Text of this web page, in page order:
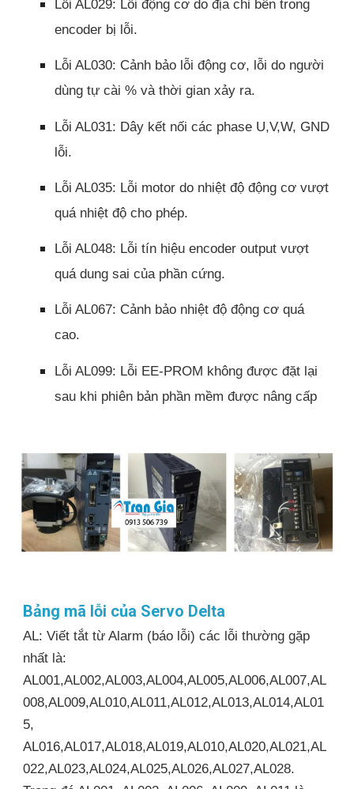
Lỗi AL029: Lỗi động cơ do địa chỉ bên trong
encoder bị lỗi.
Lỗi AL030: Cảnh bảo lỗi động cơ, lỗi do người
dùng tự cài % và thời gian xảy ra.
Lỗi AL031: Dây kết nối các phase U,V,W, GND
lỗi.
Lỗi AL035: Lỗi motor do nhiệt độ động cơ vượt
quá nhiệt độ cho phép.
Lỗi AL048: Lỗi tín hiệu encoder output vượt
quá dung sai của phần cứng.
Lỗi AL067: Cảnh bảo nhiệt độ động cơ quá
cao.
Lỗi AL099: Lỗi EE-PROM không được đặt lại
sau khi phiên bản phần mềm được nâng cấp
Bảng mã lỗi của Servo Delta
AL: Viết tắt từ Alarm (báo lỗi) các lỗi thường gặp
nhất là:
AL001,AL002,AL003,AL004,AL005,AL006,AL007,AL
008,AL009,AL010,AL011,AL012,AL013,AL014,AL01
5,
AL016,AL017,AL018,AL019,AL010,AL020,AL021,AL
022,AL023,AL024,AL025,AL026,AL027,AL028.